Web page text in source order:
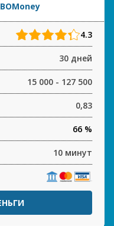
4.3
30 дней
15 000 - 127 500
0,83
66 %
10 минут